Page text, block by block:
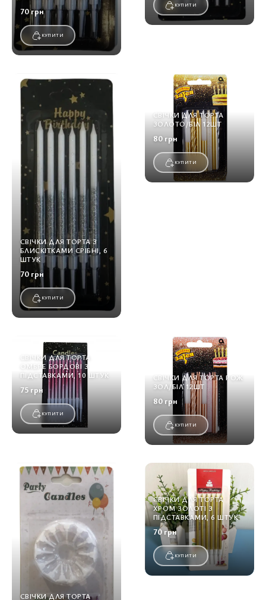
70 грн
КУПИТИ
КУПИТИ
СВІЧКИ ДЛЯ ТОРТА З
БЛИСКІТКАМИ СРІБНІ, 6
ШТУК
70 грн
КУПИТИ
СВІЧКИ ДЛЯ ТОРТА
ЗОЛОТО/БІЛ 12ШТ
80 грн
КУПИТИ
СВІЧКИ ДЛЯ ТОРТА
ОМБРЕ БОРДОВІ З
ПІДСТАВКАМИ, 10 ШТУК
75 грн
КУПИТИ
СВІЧКИ ДЛЯ ТОРТА РОЖ
ЗОЛ/БІЛ 12ШТ
80 грн
КУПИТИ
СВІЧКИ ДЛЯ ТОРТА
СВІЧКИ ДЛЯ ТОРТА
ХРОМ ЗОЛОТІ З
ПІДСТАВКАМИ, 6 ШТУК
70 грн
КУПИТИ